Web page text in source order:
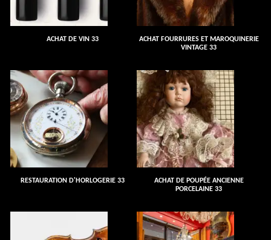
ACHAT DE VIN 33
ACHAT FOURRURES ET MAROQUINERIE
VINTAGE 33
RESTAURATION D'HORLOGERIE 33
ACHAT DE POUPÉE ANCIENNE
PORCELAINE 33